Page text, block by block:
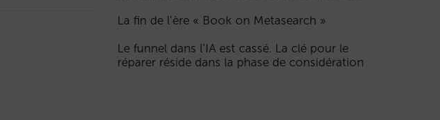
La fin de l’ère « Book on Metasearch »
Le funnel dans l’IA est cassé. La clé pour le
réparer réside dans la phase de considération